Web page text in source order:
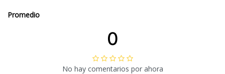
Promedio
0
No hay comentarios por ahora